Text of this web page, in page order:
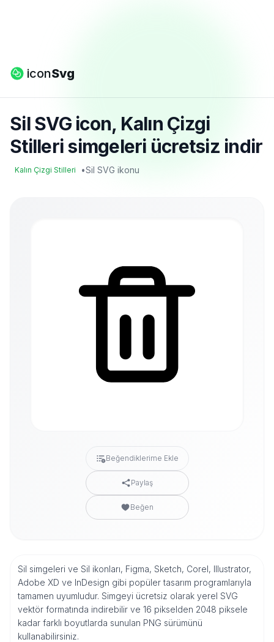
iconSvg
Sil SVG icon, Kalın Çizgi
Stilleri simgeleri ücretsiz indir
Kalın Çizgi Stilleri •Sil SVG ikonu
Beğendiklerime Ekle
Paylaş
Beğen
Sil simgeleri ve Sil ikonları, Figma, Sketch, Corel, Illustrator,
Adobe XD ve InDesign gibi popüler tasarım programlarıyla
tamamen uyumludur. Simgeyi ücretsiz olarak yerel SVG
vektör formatında indirebilir ve 16 pikselden 2048 piksele
kadar farklı boyutlarda sunulan PNG sürümünü
kullanabilirsiniz.